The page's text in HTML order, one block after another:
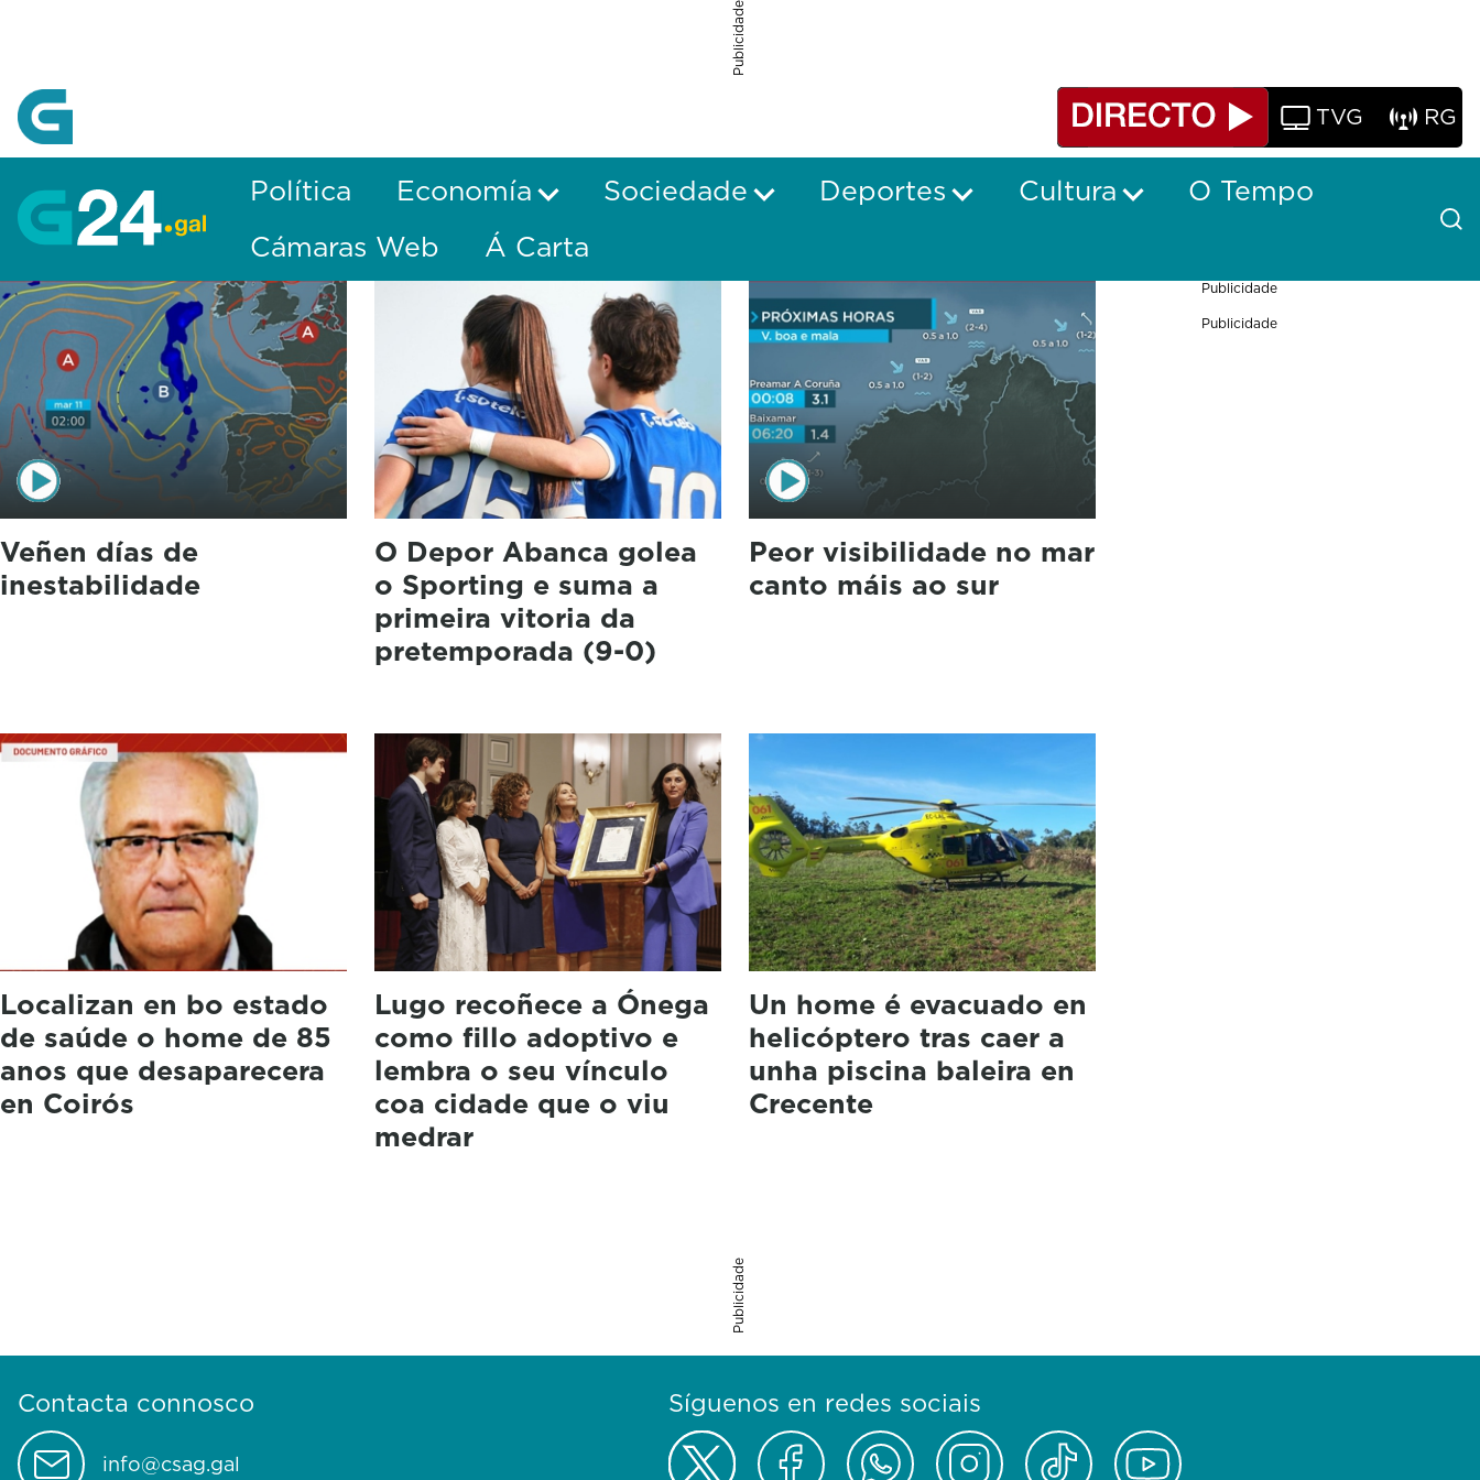
Publicidade
TVG RG
Política Economía Sociedade Deportes Cultura
O Tempo
Cámaras Web
Á Carta
Veñen días de
inestabilidade
O Depor Abanca golea
o Sporting e suma a
primeira vitoria da
pretemporada (9-0)
Peor visibilidade no mar
canto máis ao sur
Localizan en bo estado
de saúde o home de 85
anos que desaparecera
en Coirós
Lugo recoñece a Ónega
como fillo adoptivo e
lembra o seu vínculo
coa cidade que o viu
medrar
Un home é evacuado en
helicóptero tras caer a
unha piscina baleira en
Crecente
Publicidade
Publicidade
Publicidade
Contacta connosco
info@csag.gal
Síguenos en redes sociais